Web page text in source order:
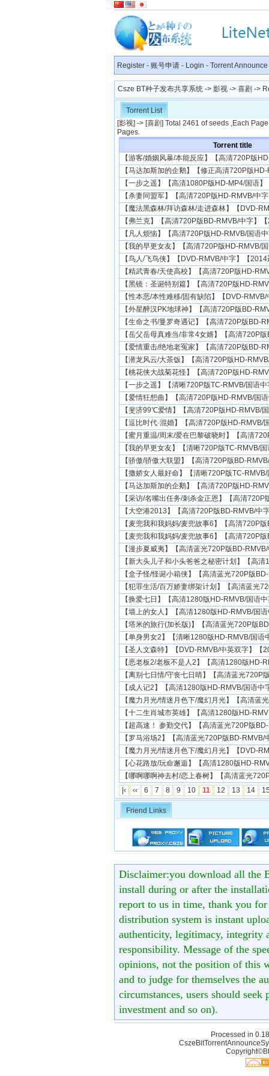
Register - 账号申请 - Login - Torrent Announce
Csze BT种子发布共享系统 -> 影视 -> 喜剧 ->
Torrent List
[影视] -> [喜剧] Total 2461 of seeds ,Each
Pages.
Torrent title
【游客/婚姻风暴/本能反应】【高清720P版
【马达加斯加的企鹅】【修正高清720P版
【一步之遥】【高清1080P版HD-MP4/国语】
【杀妻同盟军】【高清720P版HD-RMVB/中
【魔法黑森林/拜访森林/走进森林】【DVD-
【弗兰克】【高清720P版BD-RMVB/中字】
【凡人烦恼】【高清720P版HD-RMVB/国语
【我的早更女友】【高清720P版HD-RMVB/
【鸟人/飞鸟侠】【DVD-RMVB/中字】【2014
【精武青春/天使高校】【高清720P版HD-
【黑镜：圣诞特别篇】【高清720P版HD-
【性本恶/本性难移/固有缺陷】【DVD-RMVB/
【外星醉汉PK地球神】【高清720P版BD-
【生命之书/曼罗奇遇记】【高清720P版BD-
【岳父岳母真难当/非常4女婿】【高清720P
【爱情重击/绝地老冤家】【高清720P版BD-
【潜龙风云/大茶饭】【高清720P版HD-
【桃花侠大战菊花怪】【高清720P版HD-
【一步之遥】【清晰720P版TC-RMVB/国语
【爱情狂想曲】【高清720P版HD-RMVB/国
【斐济99℃爱情】【高清720P版HD-RMVB/
【逗比时代·混婚】【高清720P版HD-RMVB/
【蜜月重温/周末/爱在巴黎破晓时】【高清
【我的早更女友】【清晰720P版TC-RMVB/
【骄傲/骄傲大联盟】【高清720P版BD-
【撒娇女人最好命】【清晰720P版TC-
【马达加斯加的企鹅】【高清720P版HD-
【采访/名嘴出任务/刺杀金正恩】【高清720P
【大空港2013】【高清720P版BD-RMVB/中
【麦兜我和我妈妈/麦兜故事6】【高清720P
【麦兜我和我妈妈/麦兜故事6】【高清720P
【漫步夏威夷】【高清蓝光720P版BD-
【新大头儿子和小头爸爸之秘密计划】【高
【盒子怪/怪诞小箱侠】【高清蓝光720P版
【犯罪生活/百万娇妻绑架计划】【高清蓝光
【换爱七日】【高清1280版HD-RMVB/国语
【墙上的女人】【高清1280版HD-RMVB/国
【塔米的旅行(加长版)】【高清蓝光720P版
【单身男女2】【清晰1280版HD-RMVB/国语
【圣人文森特】【DVD-RMVB/中英双字】【
【恶老板2/老板不是人2】【高清1280版HD-
【离别七日情/守丧七日晴】【高清蓝光720P
【成人记2】【高清1280版HD-RMVB/国语中
【魔力月光/情迷月色下/魔幻月光】【高清蓝
【十二生肖城市英雄】【高清1280版HD-
【超高速！ 参勤交代】【高清蓝光720P版
【罗马浴场2】【高清蓝光720P版BD-RMVB/
【魔力月光/情迷月色下/魔幻月光】【DVD-
【心花路放/玩命邂逅】【高清1280版HD-
【哪啊哪啊神去村/恋上春树】【高清蓝光
|‹
‹‹ 6 7 8 9 10 11 12 13 14
Friend Links
Disclaimer:you download all the
install during or after the
report to us in time, thank you
distribution system is instant
authenticity, legitimacy, integrity
responsibility. Message of the
opinions, not the position of this
and to judge for themselves the
circumstances, users should
investment and so on).
Processed in